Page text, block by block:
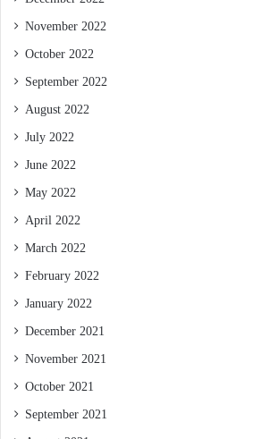
November 2022
October 2022
September 2022
August 2022
July 2022
June 2022
May 2022
April 2022
March 2022
February 2022
January 2022
December 2021
November 2021
October 2021
September 2021